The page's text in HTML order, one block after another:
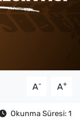
A- A+
Okunma Süresi: 1